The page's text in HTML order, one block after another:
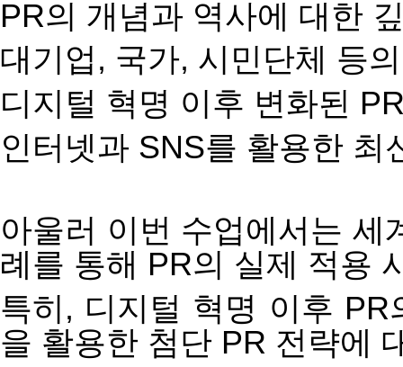
PR의 개념과 역사에 대한
대기업 , 국가, 시민단체 등의
디지털 혁명 이후 변화된
인터넷과 SNS를 활용한 최
아울러 이번 수업에서는 세
례를 통해 PR의 실제 적용
특히 , 디지털 혁명 이후 PR
을 활용한 첨단 PR 전략에